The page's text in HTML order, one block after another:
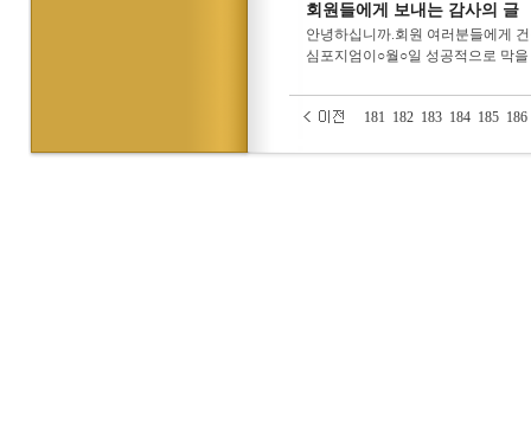
회원들에게 보내는 감사의 글
안녕하십니까.회원 여러분들에게
심포지엄이○월○일 성공적으로 막
181 182 183 184 185 186